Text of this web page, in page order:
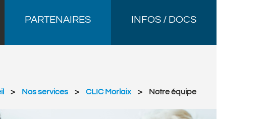
PARTENAIRES INFOS / DOCS
> Nos services > CLIC Morlaix > Notre équipe